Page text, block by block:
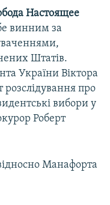
Настоящее
винним за
Штатів.
України Віктора
про
вибори у
Роберт
Манафорта